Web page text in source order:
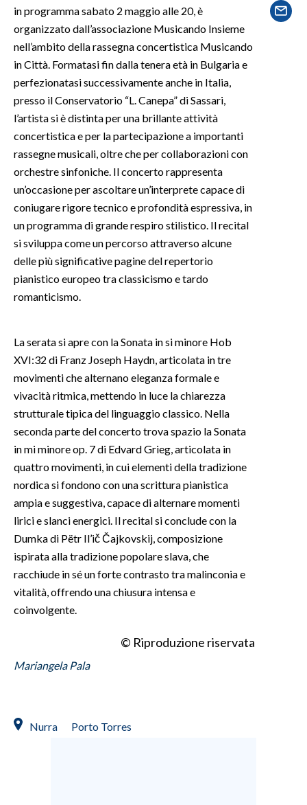
SALUTE
SARDEGNA TURISMO
SARDI NEL MONDO
NOTIZIE
EVENTI
#CARAUNIONE
3 MINUTI CON
INSULARITÀ
ABBONATI
ANNUNCI
PUBBLICITÀ
SPIAGGE
STORE
in programma sabato 2 maggio alle 20, è
organizzato dall’associazione Musicando Insieme
nell’ambito della rassegna concertistica Musicando
in Città. Formatasi fin dalla tenera età in Bulgaria e
perfezionatasi successivamente anche in Italia,
presso il Conservatorio “L. Canepa” di Sassari,
l’artista si è distinta per una brillante attività
concertistica e per la partecipazione a importanti
rassegne musicali, oltre che per collaborazioni con
orchestre sinfoniche. Il concerto rappresenta
un’occasione per ascoltare un’interprete capace di
coniugare rigore tecnico e profondità espressiva, in
un programma di grande respiro stilistico. Il recital
si sviluppa come un percorso attraverso alcune
delle più significative pagine del repertorio
pianistico europeo tra classicismo e tardo
romanticismo.
La serata si apre con la Sonata in si minore Hob
XVI:32 di Franz Joseph Haydn, articolata in tre
movimenti che alternano eleganza formale e
vivacità ritmica, mettendo in luce la chiarezza
strutturale tipica del linguaggio classico. Nella
seconda parte del concerto trova spazio la Sonata
in mi minore op. 7 di Edvard Grieg, articolata in
quattro movimenti, in cui elementi della tradizione
nordica si fondono con una scrittura pianistica
ampia e suggestiva, capace di alternare momenti
lirici e slanci energici. Il recital si conclude con la
Dumka di Pëtr Il’ič Čajkovskij, composizione
ispirata alla tradizione popolare slava, che
racchiude in sé un forte contrasto tra malinconia e
vitalità, offrendo una chiusura intensa e
coinvolgente.
© Riproduzione riservata
Mariangela Pala
Nurra Porto Torres